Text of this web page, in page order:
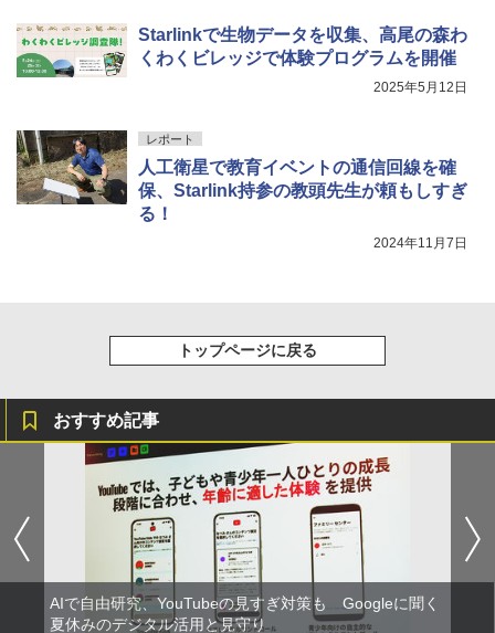
Starlinkで生物データを収集、高尾の森わ
くわくビレッジで体験プログラムを開催
2025年5月12日
レポート
人工衛星で教育イベントの通信回線を確
保、Starlink持参の教頭先生が頼もしすぎ
る！
2024年11月7日
トップページに戻る
おすすめ記事
AIで自由研究、YouTubeの見すぎ対策も Googleに聞く
夏休みのデジタル活用と見守り